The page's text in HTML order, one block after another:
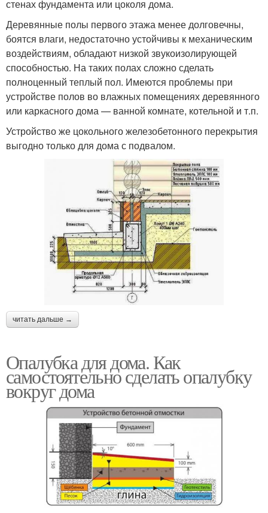
стенах фундамента или цоколя дома.
Деревянные полы первого этажа менее долговечны,
боятся влаги, недостаточно устойчивы к механическим
воздействиям, обладают низкой звукоизолирующей
способностью. На таких полах сложно сделать
полноценный теплый пол. Имеются проблемы при
устройстве полов во влажных помещениях деревянного
или каркасного дома — ванной комнате, котельной и т.п.
Устройство же цокольного железобетонного перекрытия
выгодно только для дома с подвалом.
читать дальше →
Опалубка для дома. Как
самостоятельно сделать опалубку
вокруг дома